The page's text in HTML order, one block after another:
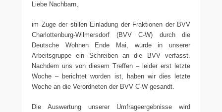
Liebe Nachbarn,
im Zuge der stillen Einladung der Fraktionen der BVV
Charlottenburg-Wilmersdorf (BVV C-W) durch die
Deutsche Wohnen Ende Mai, wurde in unserer
Arbeitsgruppe ein Schreiben an die BVV verfasst.
Nachdem uns von diesem Treffen – leider erst letzte
Woche – berichtet worden ist, haben wir dies letzte
Woche an die Verordneten der BVV C-W gesandt.
Die Auswertung unserer Umfrageergebnisse wird